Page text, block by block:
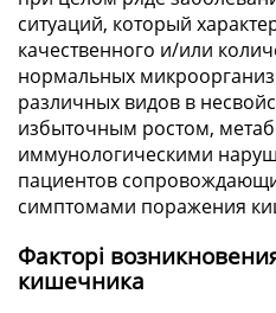
ситуаций, который
качественного и/или
нормальных
различных видов в
избыточным ростом,
иммунологическими
пациентов
симптомами поражения
Факторі
кишечника